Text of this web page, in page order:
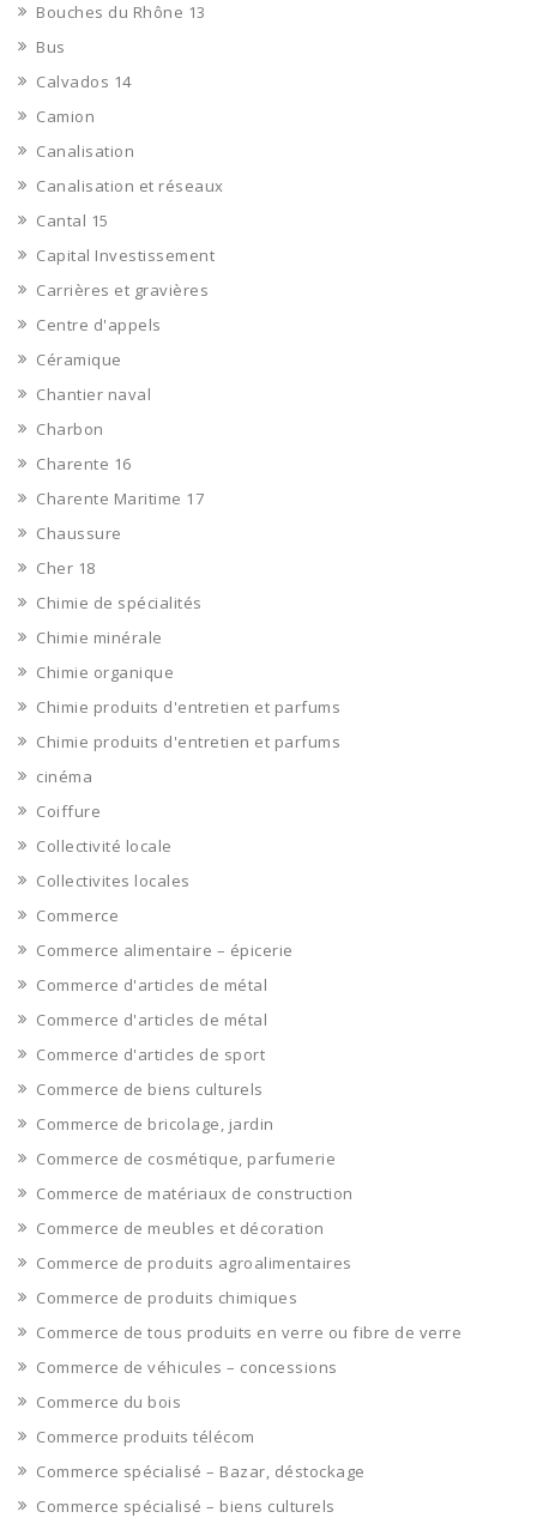
Bouches du Rhône 13
Bus
Calvados 14
Camion
Canalisation
Canalisation et réseaux
Cantal 15
Capital Investissement
Carrières et gravières
Centre d'appels
Céramique
Chantier naval
Charbon
Charente 16
Charente Maritime 17
Chaussure
Cher 18
Chimie de spécialités
Chimie minérale
Chimie organique
Chimie produits d'entretien et parfums
Chimie produits d'entretien et parfums
cinéma
Coiffure
Collectivité locale
Collectivites locales
Commerce
Commerce alimentaire – épicerie
Commerce d'articles de métal
Commerce d'articles de métal
Commerce d'articles de sport
Commerce de biens culturels
Commerce de bricolage, jardin
Commerce de cosmétique, parfumerie
Commerce de matériaux de construction
Commerce de meubles et décoration
Commerce de produits agroalimentaires
Commerce de produits chimiques
Commerce de tous produits en verre ou fibre de verre
Commerce de véhicules – concessions
Commerce du bois
Commerce produits télécom
Commerce spécialisé – Bazar, déstockage
Commerce spécialisé – biens culturels